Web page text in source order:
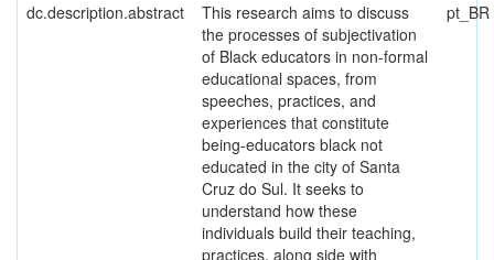
dc.description.abstract
This research aims to discuss
the processes of subjectivation
of Black educators in non-formal
educational spaces, from
speeches, practices, and
experiences that constitute
being-educators black not
educated in the city of Santa
Cruz do Sul. It seeks to
understand how these
individuals build their teaching,
practices, along side with
pt_BR